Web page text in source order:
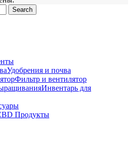
Search
Удобрения и почва
Фильтр и вентилятор
Инвентарь для
Продукты